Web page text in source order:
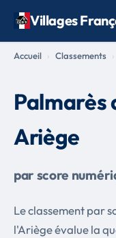
Villages
Accueil Classements
Palmarès
Ariège
par score
Le classement par
l'Ariège évalue la